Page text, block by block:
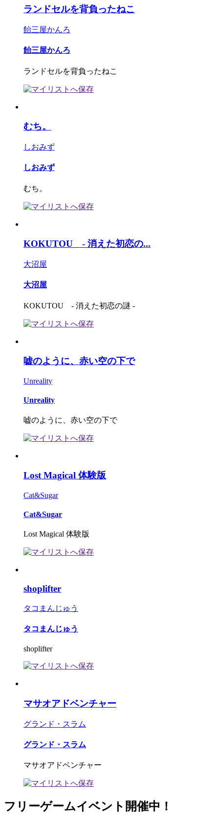
ランドセルを背負ったねこ
飴三屋かんろ
飴三屋かんろ
ランドセルを背負ったねこ
むち。
しおみず
しおみず
むち。
KOKUTOU - 消えた初恋の...
大沼屋
大沼屋
KOKUTOU - 消えた初恋の謎 -
嘘のように、赤い空の下で
Unreality
Unreality
嘘のように、赤い空の下で
Lost Magical 体験版
Cat&Sugar
Cat&Sugar
Lost Magical 体験版
shoplifter
タコまんじゅう
タコまんじゅう
shoplifter
マサオアドベンチャー
グランド・スラム
グランド・スラム
マサオアドベンチャー
フリーゲームイベント開催中！